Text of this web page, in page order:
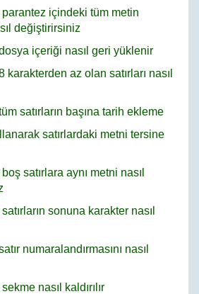
içindeki tüm metin
değiştirirsiniz
içeriği nasıl geri yüklenir
karakterden az olan satırları nasıl
satırların başına tarih ekleme
satırlardaki metni tersine
satırlara aynı metni nasıl
sonuna karakter nasıl
numaralandırmasını nasıl
nasıl kaldırılır